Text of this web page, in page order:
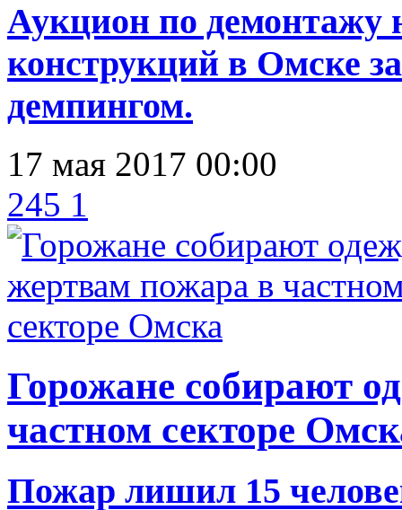
Аукцион по демонтажу
конструкций в Омске
демпингом.
17 мая 2017 00:00
245 1
Горожане собирают
частном секторе
Пожар лишил 15